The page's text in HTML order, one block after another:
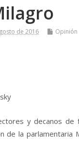
de 2016 Opinión
y decanos de
de la parlamentaria